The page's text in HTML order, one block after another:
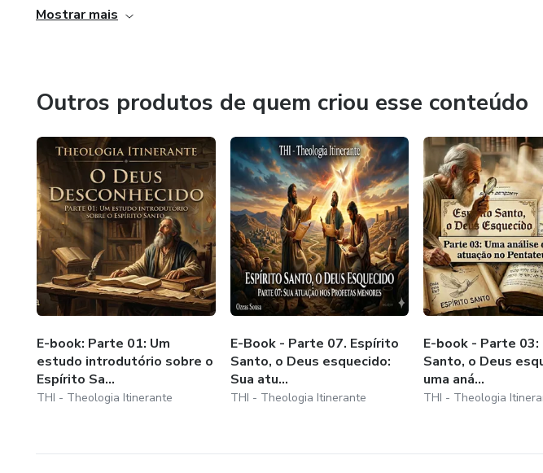
Ciência e Fé em Diálogo: Estudamos as Escrituras sob a perspectiva do Design
complexidade do universo e da vida aponta para uma Causa Inteligente e intencional.
Mostrar mais
Outros produtos de quem criou esse conteúdo
E-book: Parte 01: Um
estudo introdutório sobre o
Espírito Sa...
THI - Theologia Itinerante
E-Book - Parte 07. Espírito
Santo, o Deus esquecido:
Sua atu...
THI - Theologia Itinerante
E-book - Parte
Santo, o Deus
uma aná...
THI - Theologia